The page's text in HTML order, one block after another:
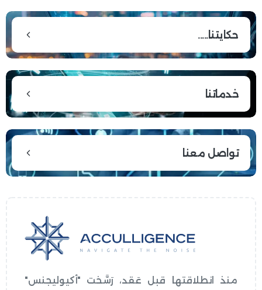
حكايتنا.....
خدماتنا
تواصل معنا
منذ انطلاقتها قبل عَقد، رَسَّخت "أكيوليجنس"